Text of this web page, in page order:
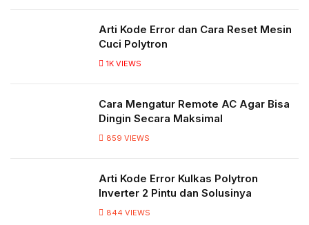
Arti Kode Error dan Cara Reset Mesin
Cuci Polytron
1K VIEWS
Cara Mengatur Remote AC Agar Bisa
Dingin Secara Maksimal
859 VIEWS
Arti Kode Error Kulkas Polytron
Inverter 2 Pintu dan Solusinya
844 VIEWS